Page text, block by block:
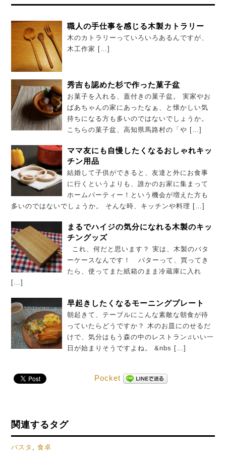
職人の手仕事を感じる木製カトラリー
木のカトラリーっていろいろあるんですが、
木工作家 […]
秀吉も認めた杉で作った菓子盆
お菓子を入れる、蓋付きの菓子盆。 実家やお
ばあちゃんの家にあったなぁ、と懐かしい気
持ちになる方も多いのではないでしょうか。
こちらの菓子盆、高知県馬路村の「や […]
ママ友にも自慢したくなるおしゃれキッ
チン用品
結婚して子供ができると、友達と外にお食事
に行くというよりも、誰かのお家に集まって
ホームパーティー！という機会が増えた方も
多いのではないでしょうか。 そんな時、キッチンや料理 […]
まるでハイジの気分になれる木製のキッ
チングッズ
これ、何だと思います？ 実は、木製のバタ
ーケースなんです！ バターって、買ってき
たら、使ってまた紙箱のまま冷蔵庫に入れ
[…]
早起きしたくなるモーニングプレート
朝起きて、テーブルにこんな素敵な朝食が待
っていたらどうですか？ 木のお皿にのせるだ
けで、気分はもう森の中のレストラン♫いい一
日が始まりそうですよね。 &nbs […]
Pocket
関連するタグ
パスタ ,食卓